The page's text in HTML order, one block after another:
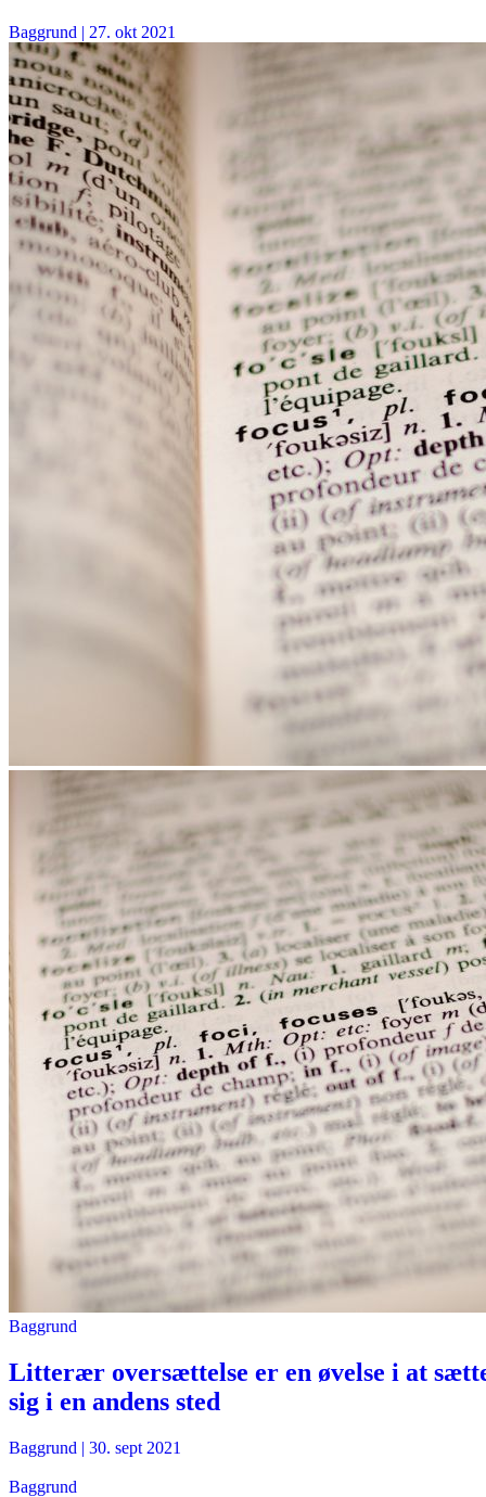
Baggrund | 27. okt 2021
Baggrund
Litterær oversættelse er en øvelse i at
sig i en andens sted
Baggrund | 30. sept 2021
Baggrund